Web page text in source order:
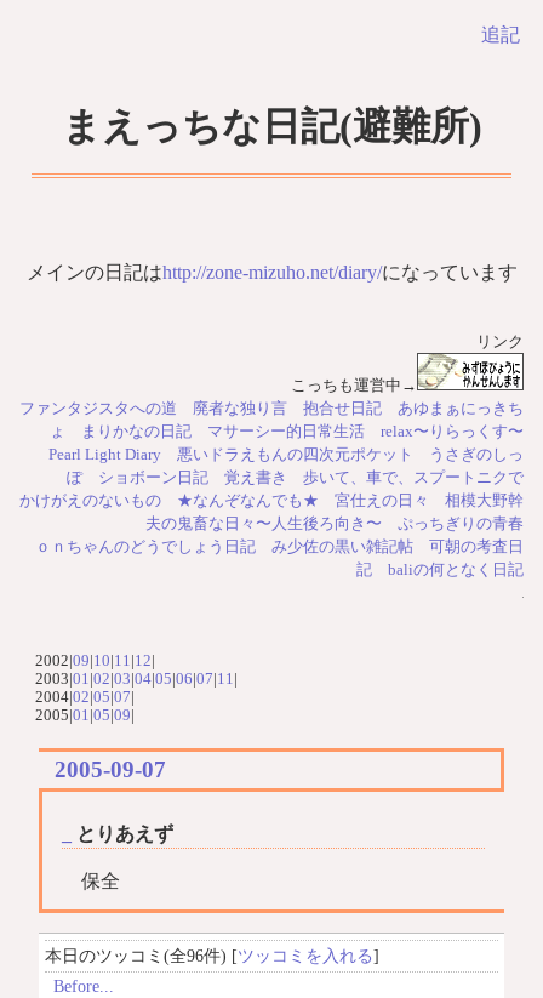
追記
まえっちな日記(避難所)
メインの日記はhttp://zone-mizuho.net/diary/になっています
リンク
こっちも運営中→
ファンタジスタへの道
廃者な独り言 抱合せ日記
あゆまぁにっきち
ょ
まりかなの日記 マサーシー的日常生活
relax〜りらっくす〜
Pearl Light Diary
悪いドラえもんの四次元ポケット
うさぎのしっ
ぽ
ショボーン日記 覚え書き
歩いて、車で、スプートニクで
かけがえのないもの
★なんぞなんでも★ 宮仕えの日々
相模大野幹
夫の鬼畜な日々〜人生後ろ向き〜
ぷっちぎりの青春
ｏｎちゃんのどうでしょう日記
み少佐の黒い雑記帖
可朝の考査日
記
baliの何となく日記
2002| 09 10 11 12
2003| 01 02 03 04 05 06 07 11
2004| 02 05 07
2005| 01 05 09
2005-09-07
とりあえず
保全
本日のツッコミ(全96件) [ツッコミを入れる]
Before...